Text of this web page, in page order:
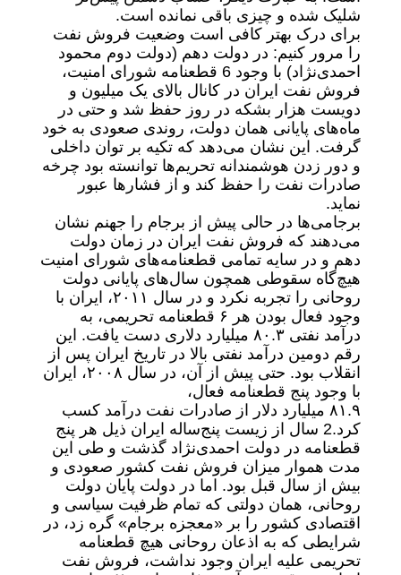
شلیک شده و چیزی باقی نمانده است.
برای درک بهتر کافی است وضعیت فروش نفت
را مرور کنیم: در دولت دهم (دولت دوم محمود
احمدی‌نژاد) با وجود 6 قطعنامه‌ شورای امنیت،
فروش نفت ایران در کانال بالای یک میلیون و
دویست هزار بشکه در روز حفظ شد و حتی در
ماه‌های پایانی همان دولت، روندی صعودی به خود
گرفت. این نشان می‌دهد که تکیه بر توان داخلی
و دور زدن هوشمندانه تحریم‌ها توانسته بود چرخه
صادرات نفت را حفظ کند و از فشارها عبور
نماید.
برجامی‌ها در حالی پیش از برجام را جهنم نشان
می‌دهند که فروش نفت ایران در زمان دولت
دهم و در سایه تمامی قطعنامه‌های شورای امنیت
هیچ‌گاه سقوطی همچون سال‌های پایانی دولت
روحانی را تجربه نکرد و در سال ۲۰۱۱، ایران با
وجود فعال بودن هر ۶ قطعنامه تحریمی، به
درآمد نفتی ۸۰.۳ میلیارد دلاری دست یافت. این
رقم دومین درآمد نفتی بالا در تاریخ ایران پس از
انقلاب بود. حتی پیش از آن، در سال ۲۰۰۸، ایران
با وجود پنج قطعنامه فعال،
۸۱.۹ میلیارد دلار از صادرات نفت درآمد کسب
کرد.2 سال از زیست پنج‌ساله ایران ذیل هر پنج
قطعنامه در دولت احمدی‌نژاد گذشت و طی این
مدت هموار میزان فروش نفت کشور صعودی و
بیش از سال قبل بود. اما در دولت پایان دولت
روحانی، همان دولتی که تمام ظرفیت سیاسی و
اقتصادی کشور را بر «معجزه برجام» گره زد، در
شرایطی که به اذعان روحانی هیچ قطعنامه
تحریمی علیه ایران وجود نداشت، فروش نفت